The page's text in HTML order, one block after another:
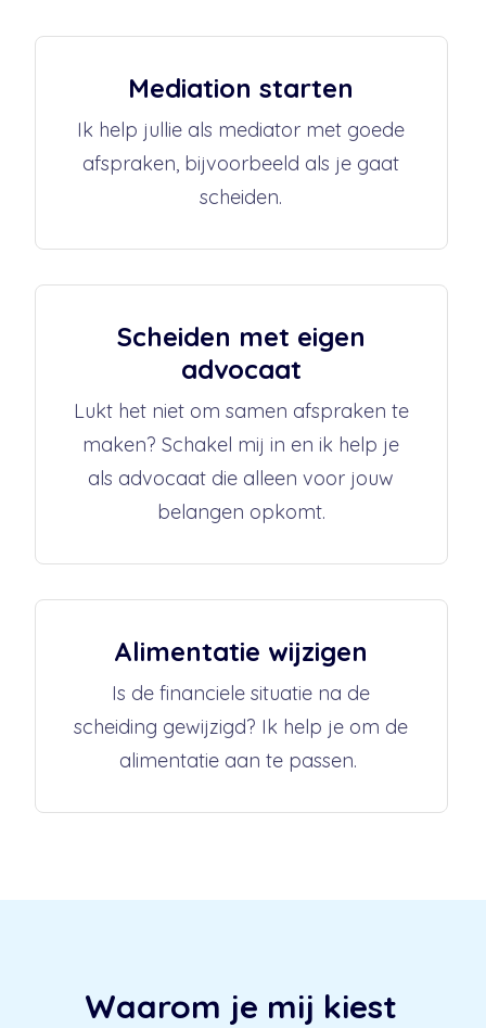
Mediation starten
Ik help jullie als mediator met goede
afspraken, bijvoorbeeld als je gaat
scheiden.
Scheiden met eigen
advocaat
Lukt het niet om samen afspraken te
maken? Schakel mij in en ik help je
als advocaat die alleen voor jouw
belangen opkomt.
Alimentatie wijzigen
Is de financiele situatie na de
scheiding gewijzigd? Ik help je om de
alimentatie aan te passen.
Waarom je mij kiest